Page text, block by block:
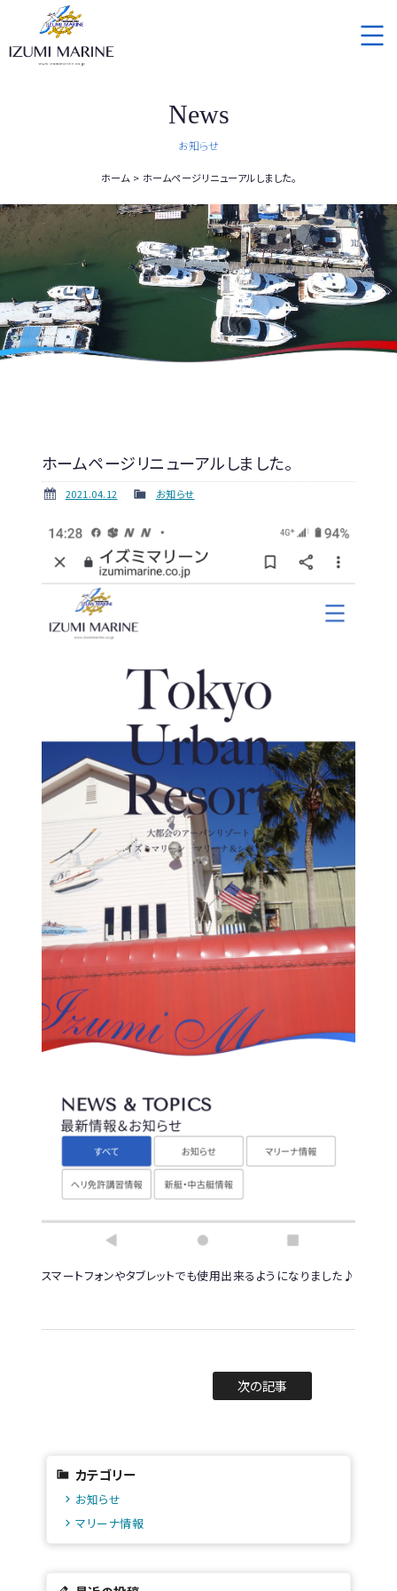
News
お知らせ
ホーム ホームページリニューアルしました。
ホームページリニューアルしました。
2021.04.12 お知らせ
スマートフォンやタブレットでも使用出来るようになりました♪
次の記事
カテゴリー
お知らせ
マリーナ情報